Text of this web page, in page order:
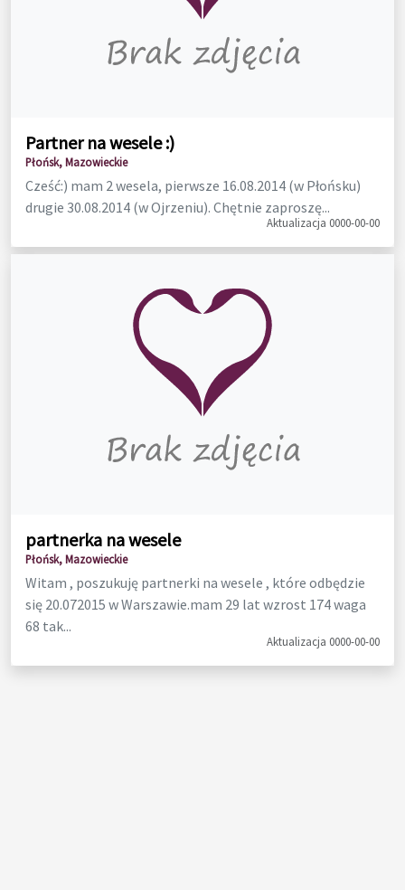
Partner na wesele :)
Płońsk, Mazowieckie
Cześć:) mam 2 wesela, pierwsze 16.08.2014 (w Płońsku)
drugie 30.08.2014 (w Ojrzeniu). Chętnie zaproszę...
Aktualizacja 0000-00-00
partnerka na wesele
Płońsk, Mazowieckie
Witam , poszukuję partnerki na wesele , które odbędzie
się 20.072015 w Warszawie.mam 29 lat wzrost 174 waga
68 tak...
Aktualizacja 0000-00-00